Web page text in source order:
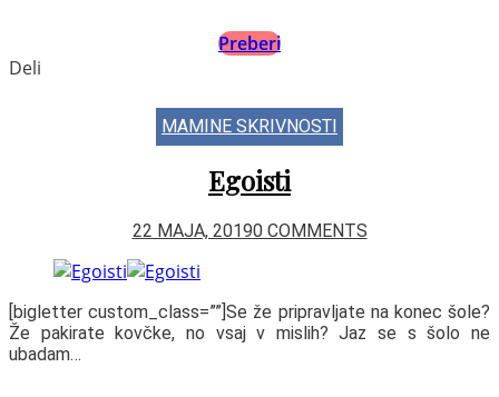
Preberi
Deli
MAMINE SKRIVNOSTI
Egoisti
22 MAJA, 20190 COMMENTS
[bigletter custom_class=””]Se že pripravljate na konec šole?
Že pakirate kovčke, no vsaj v mislih? Jaz se s šolo ne
ubadam…